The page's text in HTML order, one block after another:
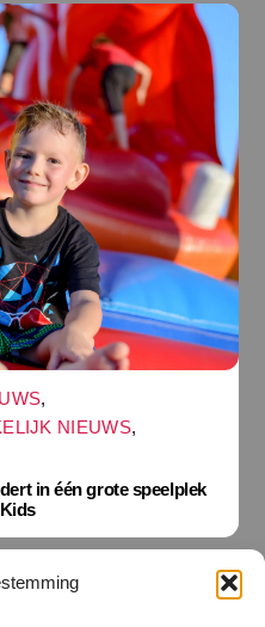
,
NIEUWS,
in één grote speelplek